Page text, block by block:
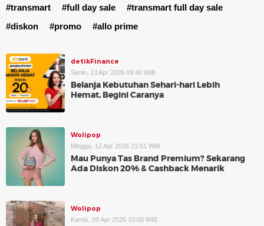
#transmart #full day sale
#transmart full day sale
#diskon
#promo #allo prime
detikFinance
Senin, 13 Apr 2026 09:40 WIB
Belanja Kebutuhan Sehari-hari Lebih
Hemat, Begini Caranya
Wolipop
Minggu, 12 Apr 2026 21:51 WIB
Mau Punya Tas Brand Premium? Sekarang
Ada Diskon 20% & Cashback Menarik
Wolipop
Kamis, 09 Apr 2026 10:00 WIB